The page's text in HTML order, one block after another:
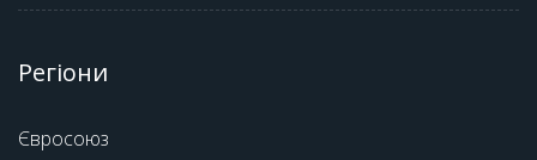
Регіони
Євросоюз